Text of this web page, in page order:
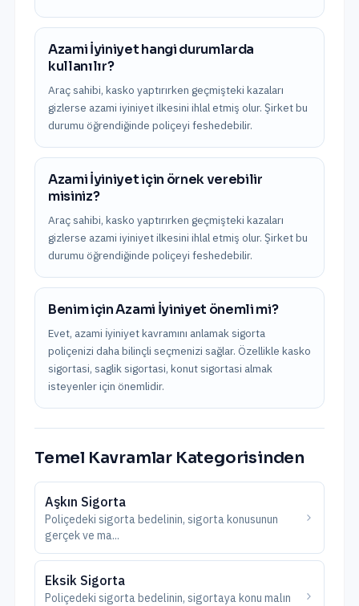
Azami İyiniyet hangi durumlarda
kullanılır?
Araç sahibi, kasko yaptırırken geçmişteki kazaları
gizlerse azami iyiniyet ilkesini ihlal etmiş olur. Şirket bu
durumu öğrendiğinde poliçeyi feshedebilir.
Azami İyiniyet için örnek verebilir
misiniz?
Araç sahibi, kasko yaptırırken geçmişteki kazaları
gizlerse azami iyiniyet ilkesini ihlal etmiş olur. Şirket bu
durumu öğrendiğinde poliçeyi feshedebilir.
Benim için Azami İyiniyet önemli mi?
Evet, azami i̇yiniyet kavramını anlamak sigorta
poliçenizi daha bilinçli seçmenizi sağlar. Özellikle kasko
sigortasi, saglik sigortasi, konut sigortasi almak
isteyenler için önemlidir.
Temel Kavramlar Kategorisinden
Aşkın Sigorta
Poliçedeki sigorta bedelinin, sigorta konusunun
gerçek ve ma...
Eksik Sigorta
Poliçedeki sigorta bedelinin, sigortaya konu malın